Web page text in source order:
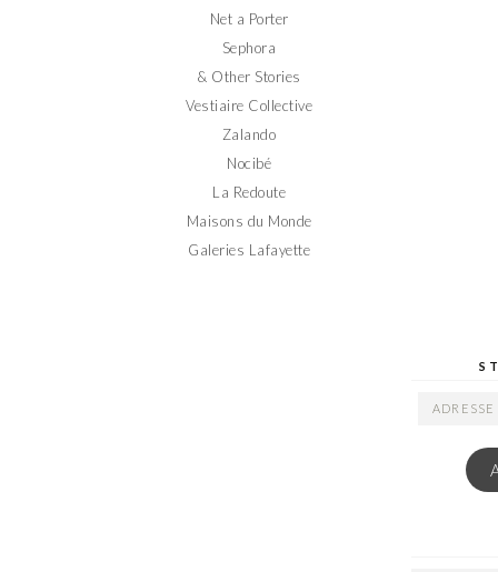
Net a Porter
Sephora
& Other Stories
Vestiaire Collective
Zalando
Nocibé
La Redoute
Maisons du Monde
Galeries Lafayette
ADRESSE